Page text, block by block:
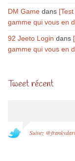
DM Gamedans
gamme qui vous en
92 Jeeto Login dans
gamme qui vous en
Tweet récent
Suivez